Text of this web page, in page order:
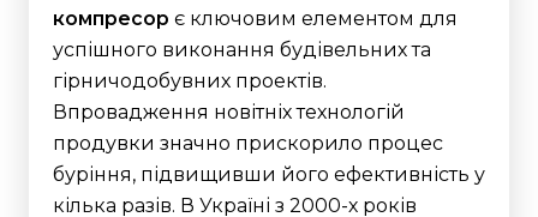
компресор є ключовим елементом для
успішного виконання будівельних та
гірничодобувних проектів.
Впровадження новітніх технологій
продувки значно прискорило процес
буріння, підвищивши його ефективність у
кілька разів. В Україні з 2000-х років